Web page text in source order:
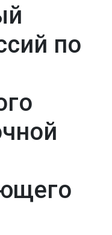
по